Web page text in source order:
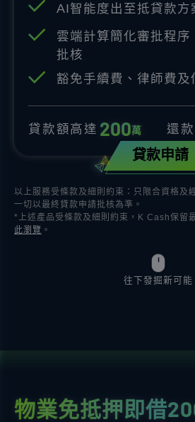
AI智能度出至抵貸款方
雲端計算簡化審批程序
批核
豁免手續費、律師費及
貸款額高達 200萬 還
貸款申請
以上服務受條款及細則約束：只限合資格及
一切以最終貸款申請批核為準。
*上述產品受條款及細則約束，K Cash保留
此瀏覽 。
往下發掘新可能
物業免抵押即借